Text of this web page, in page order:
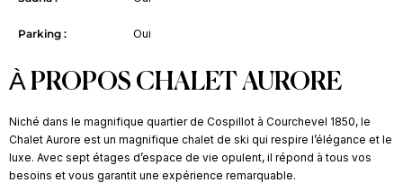
Parking : Oui
À PROPOS CHALET AURORE
Niché dans le magnifique quartier de Cospillot à Courchevel 1850, le
Chalet Aurore est un magnifique chalet de ski qui respire l’élégance et le
luxe. Avec sept étages d’espace de vie opulent, il répond à tous vos
besoins et vous garantit une expérience remarquable.